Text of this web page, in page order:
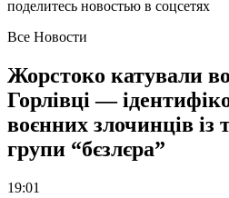
поделитесь новостью в соцсетях
Все Новости
Жорстоко катували
Горлівці —
воєнних злочинців із
групи “бєзлєра”
19:01